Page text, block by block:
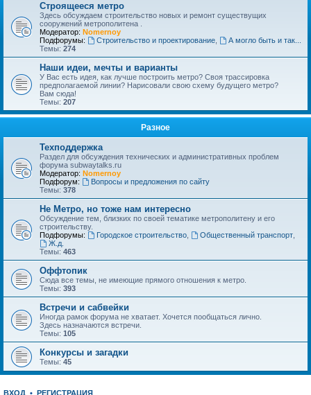
Строящееся метро
Здесь обсуждаем строительство новых и ремонт существущих
сооружений метрополитена .
Модератор: Nomernoy
Подфорумы:
Строительство и проектирование,
А могло быть и так...
Темы: 274
Наши идеи, мечты и варианты
У Вас есть идея, как лучше построить метро? Своя трассировка
предполагаемой линии? Нарисовали свою схему будущего метро?
Вам сюда!
Темы: 207
Разное
Техподдержка
Раздел для обсуждения технических и административных проблем
форума subwaytalks.ru
Модератор: Nomernoy
Подфорум:
Вопросы и предложения по сайту
Темы: 378
Не Метро, но тоже нам интересно
Обсуждение тем, близких по своей тематике метрополитену и его
строительству.
Подфорумы:
Городское строительство, Общественный транспорт,
Ж.д.
Темы: 463
Оффтопик
Сюда все темы, не имеющие прямого отношения к метро.
Темы: 393
Встречи и сабвейки
Иногда рамок форума не хватает. Хочется пообщаться лично.
Здесь назначаются встречи.
Темы: 105
Конкурсы и загадки
Темы: 45
ВХОД • РЕГИСТРАЦИЯ